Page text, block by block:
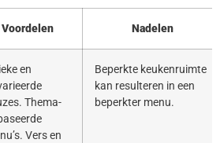
Voordelen Nadelen
en
Thema-
Vers en
Beperkte keukenruimte
kan resulteren in een
beperkter menu.